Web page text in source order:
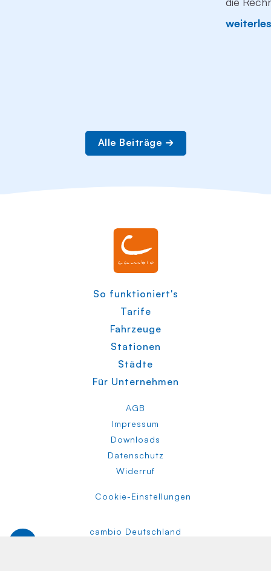
Alle Beiträge
So funktioniert's
Tarife
Fahrzeuge
Stationen
Städte
Für Unternehmen
AGB
Impressum
Downloads
Datenschutz
Widerruf
Cookie-Einstellungen
cambio Deutschland